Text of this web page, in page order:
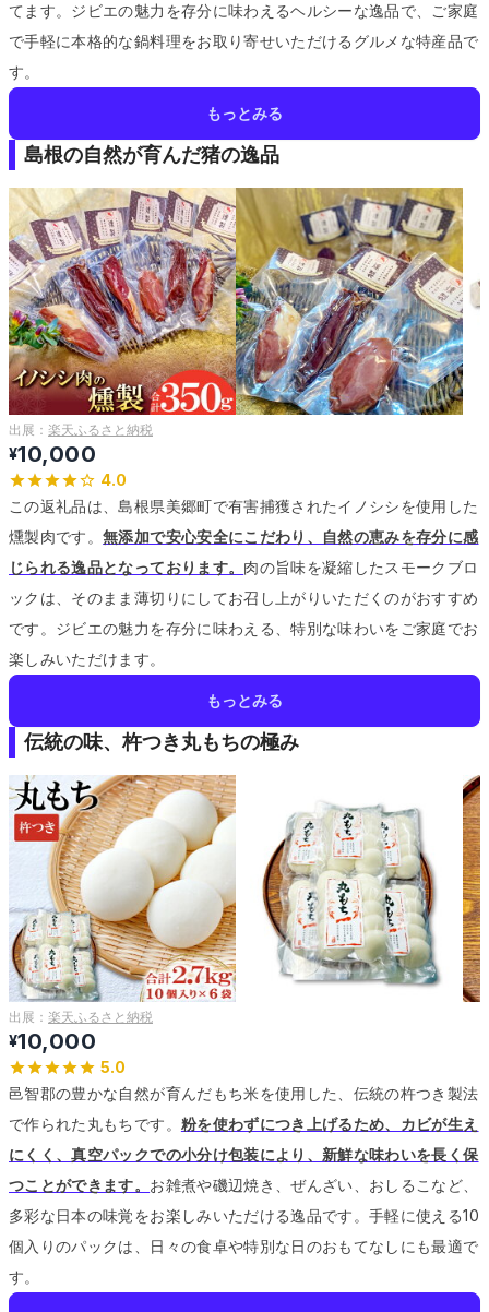
てます。 ジビエの魅力を存分に味わえるヘルシーな逸品で、ご家庭
で手軽に本格的な鍋料理をお取り寄せいただけるグルメな特産品で
す。
もっとみる
島根の自然が育んだ猪の逸品
出展： 楽天ふるさと納税
¥10,000
4.0
この返礼品は、島根県美郷町で有害捕獲されたイノシシを使用した
燻製肉です。無添加で安心安全にこだわり、自然の恵みを存分に感
じられる逸品となっております。 肉の旨味を凝縮したスモークブロ
ックは、そのまま薄切りにしてお召し上がりいただくのがおすすめ
です。 ジビエの魅力を存分に味わえる、特別な味わいをご家庭でお
楽しみいただけます。
もっとみる
伝統の味、杵つき丸もちの極み
出展： 楽天ふるさと納税
¥10,000
5.0
邑智郡の豊かな自然が育んだもち米を使用した、伝統の杵つき製法
で作られた丸もちです。 粉を使わずにつき上げるため、カビが生え
にくく、真空パックでの小分け包装により、新鮮な味わいを長く保
つことができます。 お雑煮や磯辺焼き、ぜんざい、おしるこなど、
多彩な日本の味覚をお楽しみいただける逸品です。手軽に使える10
個入りのパックは、日々の食卓や特別な日のおもてなしにも最適で
す。